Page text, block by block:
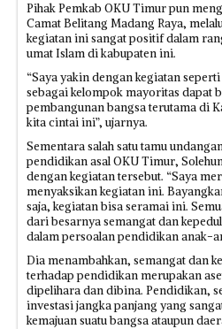
Pihak Pemkab OKU Timur pun
Camat Belitang Madang Raya,
kegiatan ini sangat positif dalam
umat Islam di kabupaten ini.
“Saya yakin dengan kegiatan
sebagai kelompok mayoritas dapat
pembangunan bangsa terutama di
kita cintai ini”, ujarnya.
Sementara salah satu tamu
pendidikan asal OKU Timur,
dengan kegiatan tersebut. “Saya
menyaksikan kegiatan ini.
saja, kegiatan bisa seramai ini.
dari besarnya semangat dan
dalam persoalan pendidikan anak-
Dia menambahkan, semangat dan
terhadap pendidikan merupakan
dipelihara dan dibina. Pendidikan,
investasi jangka panjang yang
kemajuan suatu bangsa ataupun